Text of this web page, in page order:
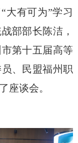
“大有可为”学习
部部长陈洁，
第十五届高等
、民盟福州职
座谈会。